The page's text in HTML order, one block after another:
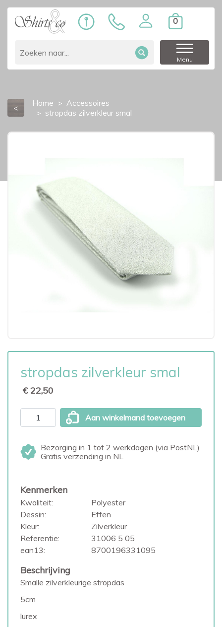
0
Menu
< Home
Accessoires
stropdas zilverkleur smal
stropdas zilverkleur smal
€ 22,50
Aan winkelmand toevoegen
Bezorging in 1 tot 2 werkdagen (via PostNL)
Gratis verzending in NL
Kenmerken
Kwaliteit:
Polyester
Dessin:
Effen
Kleur:
Zilverkleur
Referentie:
31006 5 05
ean13:
8700196331095
Beschrijving
Smalle zilverkleurige stropdas
5cm
lurex